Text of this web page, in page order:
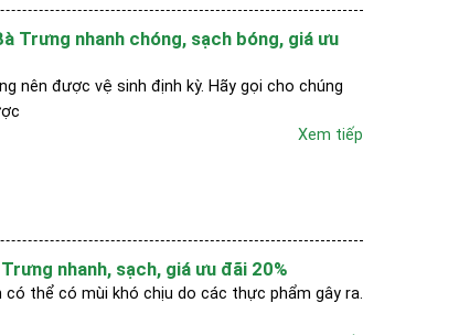
Trưng nhanh chóng, sạch bóng, giá ưu
nên được vệ sinh định kỳ. Hãy gọi cho chúng
Xem tiếp
nhanh, sạch, giá ưu đãi 20%
thể có mùi khó chịu do các thực phẩm gây ra.